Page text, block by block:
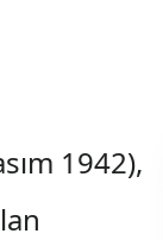
1942),